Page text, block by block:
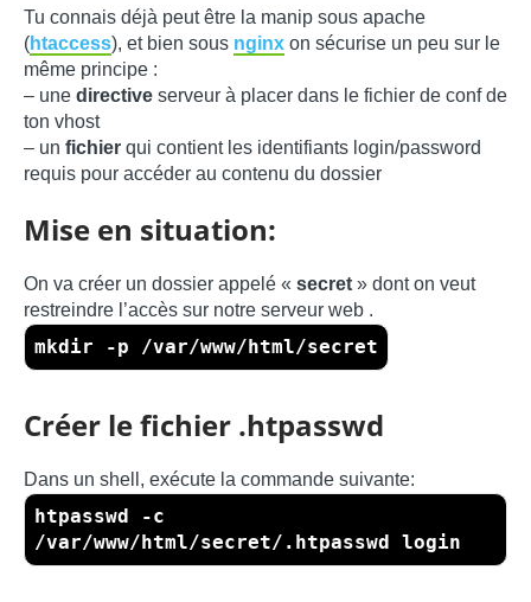
Tu connais déjà peut être la manip sous apache
(htaccess), et bien sous nginx on sécurise un peu sur le
même principe :
– une directive serveur à placer dans le fichier de conf de
ton vhost
– un fichier qui contient les identifiants login/password
requis pour accéder au contenu du dossier
Mise en situation:
On va créer un dossier appelé « secret » dont on veut
restreindre l’accès sur notre serveur web .
mkdir -p /var/www/html/secret
Créer le fichier .htpasswd
Dans un shell, exécute la commande suivante:
htpasswd -c
/var/www/html/secret/.htpasswd login